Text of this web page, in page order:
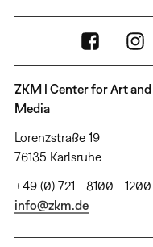
ZKM | Center for Art and
Media
Lorenzstraße 19
76135 Karlsruhe
+49 (0) 721 - 8100 - 1200
info@zkm.de